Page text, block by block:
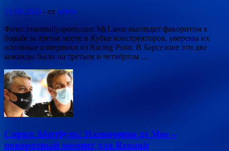
21.08.2020 - от admin
Фото: essentiallysports.com McLaren выглядит фаворитом в
борьбе за третье место в Кубке конструкторов, уверены их
основные соперники из Racing Point. В Барселоне эти две
команды были на третьем и четвёртом …
Сирил Абитбуль: Назначение де Мео –
поворотный момент для Renault